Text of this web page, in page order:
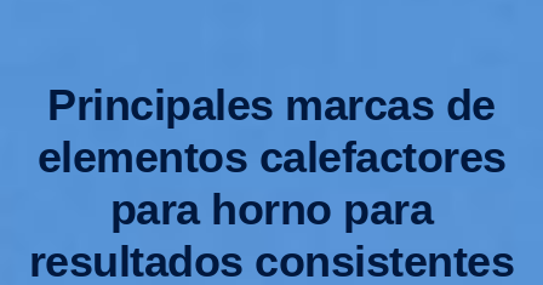
Principales marcas de
elementos calefactores
para horno para
resultados consistentes